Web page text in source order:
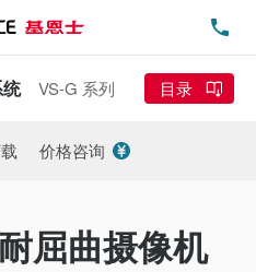
VS-G 系列 目录
价格咨询
屈曲摄像机